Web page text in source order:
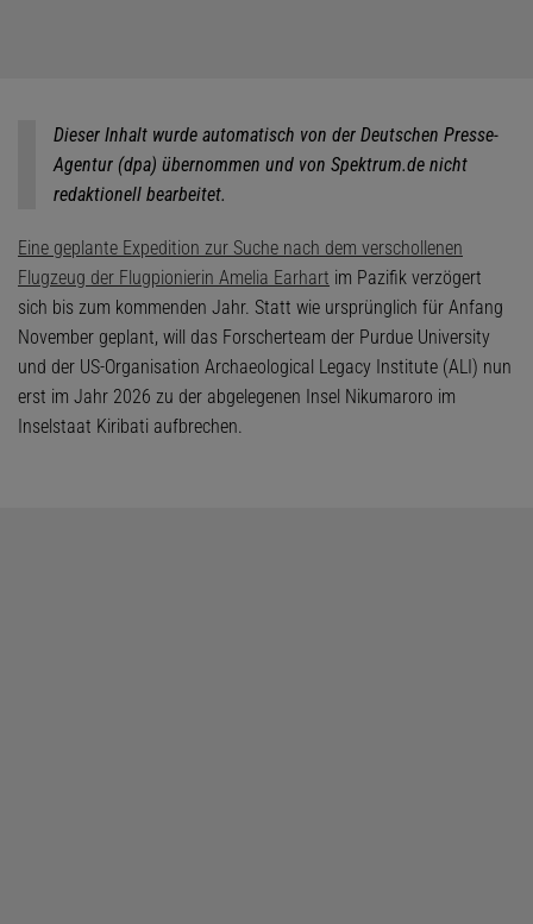
Dieser Inhalt wurde automatisch von der Deutschen Presse-
Agentur (dpa) übernommen und von Spektrum.de nicht
redaktionell bearbeitet.
Eine geplante Expedition zur Suche nach dem verschollenen
Flugzeug der Flugpionierin Amelia Earhart im Pazifik verzögert
sich bis zum kommenden Jahr. Statt wie ursprünglich für Anfang
November geplant, will das Forscherteam der Purdue University
und der US-Organisation Archaeological Legacy Institute (ALI) nun
erst im Jahr 2026 zu der abgelegenen Insel Nikumaroro im
Inselstaat Kiribati aufbrechen.